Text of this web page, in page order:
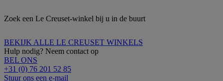
Zoek een Le Creuset-winkel bij u in de buurt
BEKIJK ALLE LE CREUSET WINKELS
Hulp nodig? Neem contact op
BEL ONS
+31 (0) 76 201 52 85
Stuur ons een e-mail